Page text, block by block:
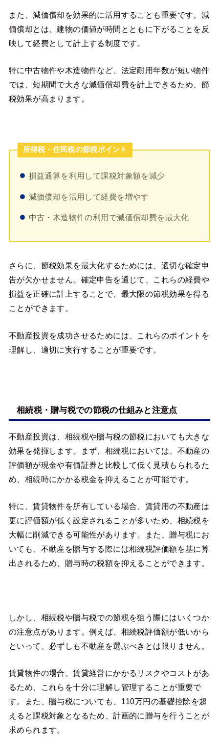
また、減価償却を効果的に活用することも重要です。減
価償却とは、建物の価値が時間とともに下がることを反
映して経費として計上する制度です。
特に中古物件や木造物件など、法定耐用年数が短い物件
では、短期間で大きな減価償却費を計上できるため、節
税効果が高まります。
所得税・住民税の節税ポイント
損益通算を利用して課税対象額を減少
減価償却を活用して経費を増やす
中古・木造物件の利用で減価償却費を最大化
さらに、節税効果を最大化するためには、適切な確定申
告が欠かせません。確定申告を通じて、これらの経費や
損益を正確に計上することで、最大限の節税効果を得る
ことができます。
不動産投資を成功させるためには、これらのポイントを
理解し、適切に実行することが重要です。
相続税・贈与税での節税の仕組みと注意点
不動産投資は、相続税や贈与税の節税においても大きな
効果を発揮します。まず、相続税においては、不動産の
評価額が現金や有価証券と比較して低く見積もられるた
め、相続時にかかる税金を抑えることが可能です。
特に、賃貸物件を所有している場合、賃貸用の不動産は
更に評価額が低く設定されることが多いため、相続税を
大幅に削減できる可能性があります。また、贈与税にお
いても、不動産を贈与する際には相続税評価額を基に算
出されるため、贈与時の税額を抑えることができます。
しかし、相続税や贈与税での節税を狙う際にはいくつか
の注意点があります。例えば、相続税評価額が低いから
といって、必ずしも不動産を選ぶべきとは限りません。
賃貸物件の場合、賃貸経営にかかるリスクやコストがあ
るため、これらを十分に理解し管理することが重要で
す。また、贈与税についても、110万円の基礎控除を超
えると課税対象となるため、計画的に贈与を行うことが
求められます。